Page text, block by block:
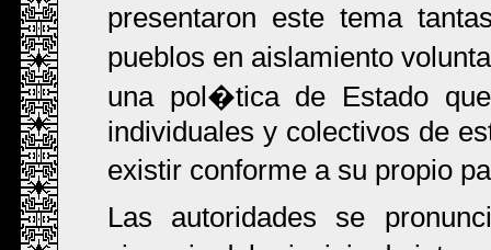
presentaron este tema
pueblos en aislamiento
una pol�tica de Estado
individuales y colectivos de
existir conforme a su propio
Las autoridades se